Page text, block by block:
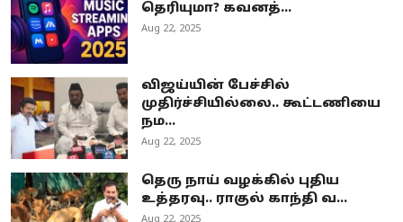
தெரியுமா? கவனத்...
Aug 22, 2025
விஜய்யின் பேச்சில்
முதிர்ச்சியில்லை.. கூட்டணியை
நம...
Aug 22, 2025
தெரு நாய் வழக்கில் புதிய
உத்தரவு.. ராகுல் காந்தி வ...
Aug 22, 2025